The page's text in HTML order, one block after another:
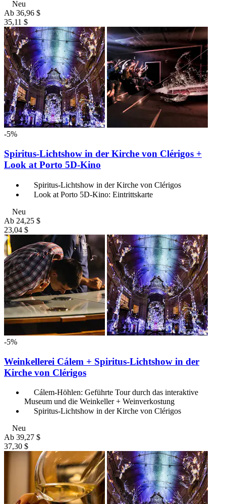
Neu
Ab 36,96 $
35,11 $
-5%
Spiritus-Lichtshow in der Kirche von Clérigos +
Look at Porto 5D-Kino
Spiritus-Lichtshow in der Kirche von Clérigos
Look at Porto 5D-Kino: Eintrittskarte
Neu
Ab 24,25 $
23,04 $
-5%
Weinkellerei Cálem + Spiritus-Lichtshow in der
Kirche von Clérigos
Cálem-Höhlen: Geführte Tour durch das interaktive
Museum und die Weinkeller + Weinverkostung
Spiritus-Lichtshow in der Kirche von Clérigos
Neu
Ab 39,27 $
37,30 $